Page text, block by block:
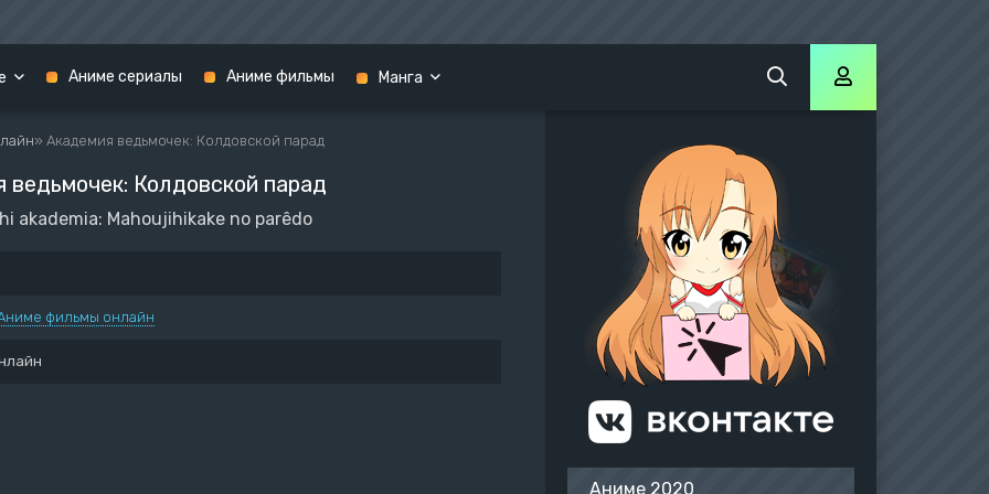
» Академия ведьмочек: Колдовской парад
ведьмочек: Колдовской парад
akademia: Mahoujihikake no parêdo
фильмы онлайн
Аниме 2020
1 сезон
2 сезон
Аниме сериалы Аниме фильмы Манга